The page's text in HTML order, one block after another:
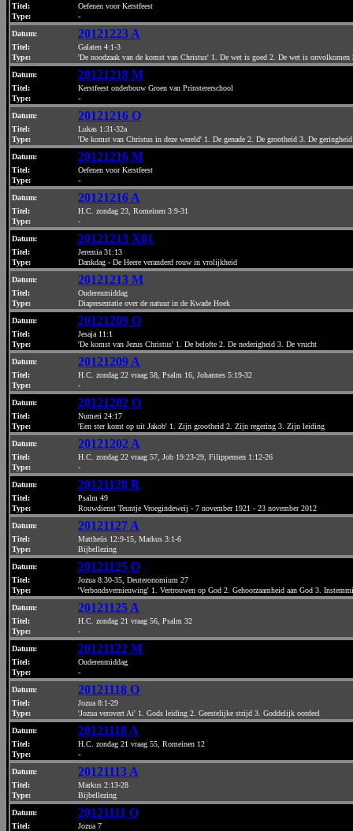
Titel:
Oefenen voor Kerstfeest
Type:
-
Datum: 20121223 A
Titel:
Galaten 4:1-3
Type:
'De noodzaak van de komst van Christus' 1. De wet is goed 2. De wet is
Datum: 20121218 M
Titel:
Kerstfeest onderbouw Groen van Prinstererschool
Type:
-
Datum: 20121216 O
Titel:
Lukas 1:31-32a
Type:
'De komst van Christus in deze wereld' 1. De genade 2. De grootheid 3. De geringheid
Datum: 20121216 M
Titel:
Oefenen voor Kerstfeest
Type:
-
Datum: 20121216 A
Titel:
H.C. zondag 23, Romeinen 3:9-31
Type:
-
Datum: 20121213 X01
Titel:
Jeremia 31:13
Type:
Dankdag - De Heere veranderd rouw in vrolijkheid
Datum: 20121213 M
Titel:
Ouderenmiddag
Type:
Diapresentatie over de natuur in de Kwade Hoek
Datum: 20121209 O
Titel:
Jesaja 11:1
Type:
'De komst van Jezus Christus' 1. De belofte 2. De nederigheid 3. De vrucht
Datum: 20121209 A
Titel:
H.C. zondag 22 vraag 58, Psalm 16, Johannes 5:19-32
Type:
-
Datum: 20121202 O
Titel:
Numeri 24:17
Type:
'Een ster komt op uit Jakob' 1. Zijn grootheid 2. Zijn regering 3. Zijn leiding
Datum: 20121202 A
Titel:
H.C. zondag 22 vraag 57, Job 19:23-29, Filippensen 1:12-26
Type:
-
Datum: 20121128 R
Titel:
Psalm 49
Type:
Rouwdienst Teuntje Vroegindeweij - 7 november 1921 - 23 november 2012
Datum: 20121127 A
Titel:
Mattheüs 12:9-15, Markus 3:1-6
Type:
Bijbellezing
Datum: 20121125 O
Titel:
Jozua 8:30-35, Deuteronomium 27
Type:
'Verbondsvernieuwing' 1. Vertrouwen op God 2. Gehoorzaamheid aan God 3.
Datum: 20121125 A
Titel:
H.C. zondag 21 vraag 56, Psalm 32
Type:
-
Datum: 20121122 M
Titel:
Ouderenmiddag
Type:
-
Datum: 20121118 O
Titel:
Jozua 8:1-29
Type:
'Jozua verovert Ai' 1. Gods leiding 2. Geestelijke strijd 3. Goddelijk oordeel
Datum: 20121118 A
Titel:
H.C. zondag 21 vraag 55, Romeinen 12
Type:
-
Datum: 20121113 A
Titel:
Markus 2:13-28
Type:
Bijbellezing
Datum: 20121111 O
Titel:
Jozua 7